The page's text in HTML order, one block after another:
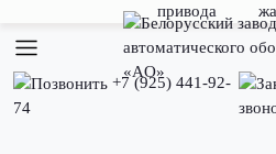
привода
+7 (925) 441-92-
74